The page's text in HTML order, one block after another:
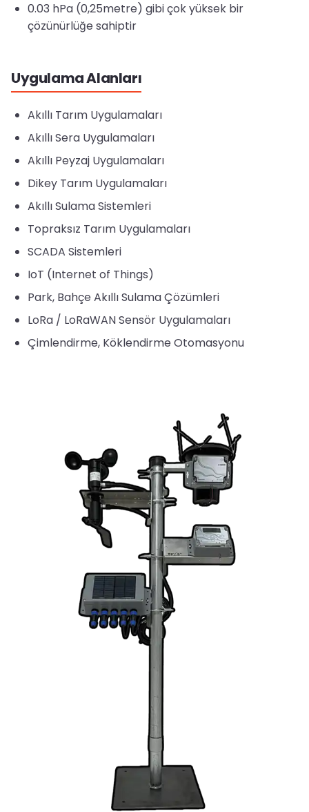
0.03 hPa (0,25metre) gibi çok yüksek bir
çözünürlüğe sahiptir
Uygulama Alanları
Akıllı Tarım Uygulamaları
Akıllı Sera Uygulamaları
Akıllı Peyzaj Uygulamaları
Dikey Tarım Uygulamaları
Akıllı Sulama Sistemleri
Topraksız Tarım Uygulamaları
SCADA Sistemleri
IoT (Internet of Things)
Park, Bahçe Akıllı Sulama Çözümleri
LoRa / LoRaWAN Sensör Uygulamaları
Çimlendirme, Köklendirme Otomasyonu